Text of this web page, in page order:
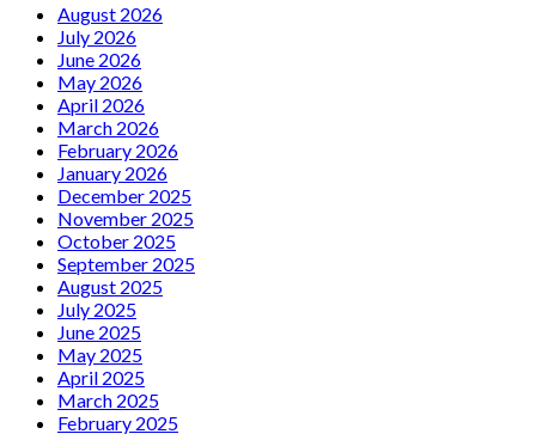
August 2026
July 2026
June 2026
May 2026
April 2026
March 2026
February 2026
January 2026
December 2025
November 2025
October 2025
September 2025
August 2025
July 2025
June 2025
May 2025
April 2025
March 2025
February 2025